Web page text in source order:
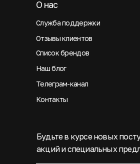
Будьте в курсе новых
акций и специальных
Служба поддержки
О нас
Отзывы клиентов
Список брендов
Наш блог
Телеграм-канал
Контакты